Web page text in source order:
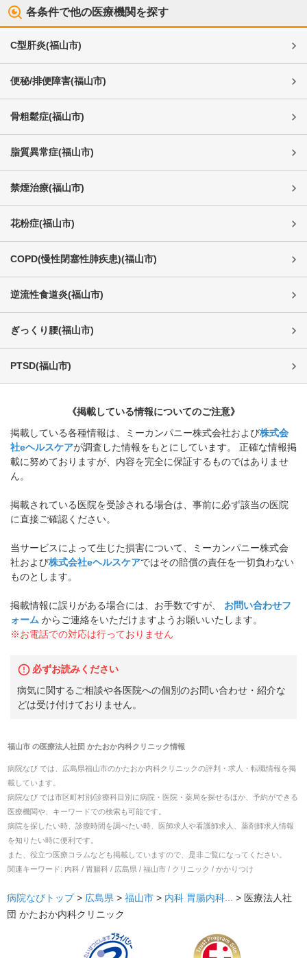
各条件で他の医療機関を探す
C型肝炎(福山市)
便秘/排便障害(福山市)
骨粗鬆症(福山市)
脂質異常症(福山市)
禁煙治療(福山市)
花粉症(福山市)
COPD(慢性閉塞性肺疾患)(福山市)
逆流性食道炎(福山市)
ぎっくり腰(福山市)
PTSD(福山市)
《掲載している情報についてのご注意》
掲載している各種情報は、ミーカンパニー株式会社および株式会
社eヘルスケアが調査した情報をもとにしています。 正確な情報掲
載に努めておりますが、内容を完全に保証するものではありませ
ん。
掲載されている医院を受診される場合は、事前に必ず該当の医院
に直接ご確認ください。
当サービスによって生じた損害について、ミーカンパニー株式会
社および株式会社eヘルスケアではその賠償の責任を一切負わない
ものとします。
掲載情報に誤りがある場合には、お手数ですが、
お問い合わせフ
ォーム からご連絡をいただけますようお願いいたします。
※お電話での対応は行っておりません
必ずお読みください
病気に関するご相談や各医院への個別のお問い合わせ・紹介な
どは受け付けておりません。
福山市の医療法人社団 かたおか内科クリニック情報
病院なび では、 広島県福山市のかたおか内科クリニックの評判・求人・転職情報を掲
載しています。
病院なび では市区町村別/診療科目別に病院・医院・薬局を探せるほか、予約ができる
医療機関や、キーワードでの検索も可能です。
病院を探したい時、診療時間を調べたい時、医師求人や看護師求人、薬剤師求人情報
を知りたい時に便利です。
また、役立つ医療コラムなども掲載していますので、是非ご覧になってください。
関連キーワード: 内科 / 胃腸科 / 広島県 / 福山市 / クリニック / かかりつけ
病院なびトップ > 広島県 > 福山市 > 内科 胃腸内科... > 医療法人社
団 かたおか内科クリニック